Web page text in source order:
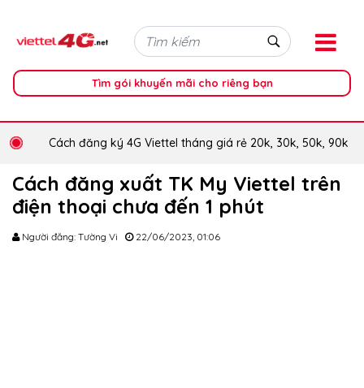
Tìm gói khuyến mãi cho riêng bạn
Cách đăng ký 4G Viettel tháng giá rẻ 20k, 30k, 50k, 90k
Cách đăng xuất TK My Viettel trên
điện thoại chưa đến 1 phút
Người đăng: Tường Vi 22/06/2023, 01:06